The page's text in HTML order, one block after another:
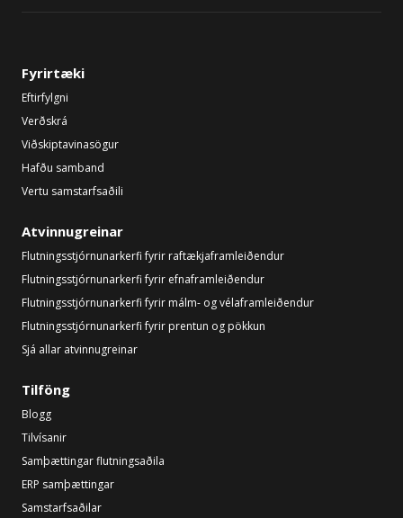
Fyrirtæki
Eftirfylgni
Verðskrá
Viðskiptavinasögur
Hafðu samband
Vertu samstarfsaðili
Atvinnugreinar
Flutningsstjórnunarkerfi fyrir raftækjaframleiðendur
Flutningsstjórnunarkerfi fyrir efnaframleiðendur
Flutningsstjórnunarkerfi fyrir málm- og vélaframleiðendur
Flutningsstjórnunarkerfi fyrir prentun og pökkun
Sjá allar atvinnugreinar
Tilföng
Blogg
Tilvísanir
Samþættingar flutningsaðila
ERP samþættingar
Samstarfsaðilar